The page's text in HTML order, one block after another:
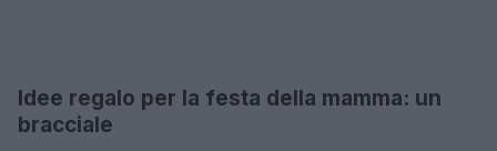
Idee regalo per la festa della mamma: un
bracciale